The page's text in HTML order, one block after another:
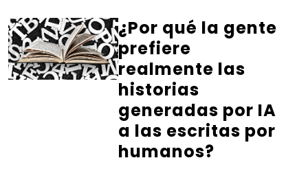
¿Por qué la gente
prefiere
realmente las
historias
generadas por IA
a las escritas por
humanos?